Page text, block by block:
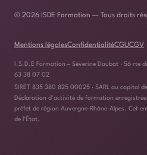
© 2026 ISDE Formation — Tous droits
Mentions légalesConfidentialitéCGUCGV
I.S.D.E Formation – Séverine Daubat · 56 rte
63 38 07 02
SIRET 835 380 825 00025 · SARL au capital
Déclaration d'activité de formation enregistrée
préfet de région Auvergne-Rhône-Alpes. Cet
de l'État.